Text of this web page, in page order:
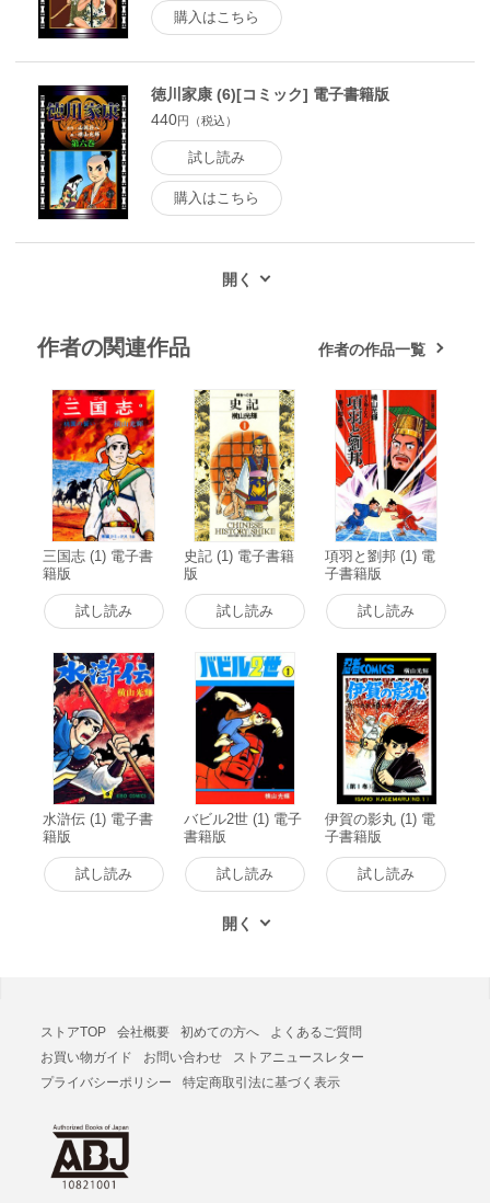
購入はこちら
徳川家康 (6)[コミック] 電子書籍版
440円（税込）
試し読み
購入はこちら
作者の関連作品 作者の作品一覧
三国志 (1) 電子書
籍版
試し読み
史記 (1) 電子書籍
版
試し読み
項羽と劉邦 (1) 電
子書籍版
試し読み
水滸伝 (1) 電子書
籍版
試し読み
バビル2世 (1) 電子
書籍版
試し読み
伊賀の影丸 (1) 電
子書籍版
試し読み
ストアTOP 会社概要 初めての方へ
よくあるご質問
お買い物ガイド
お問い合わせ
ストアニュースレター
プライバシーポリシー
特定商取引法に基づく表示